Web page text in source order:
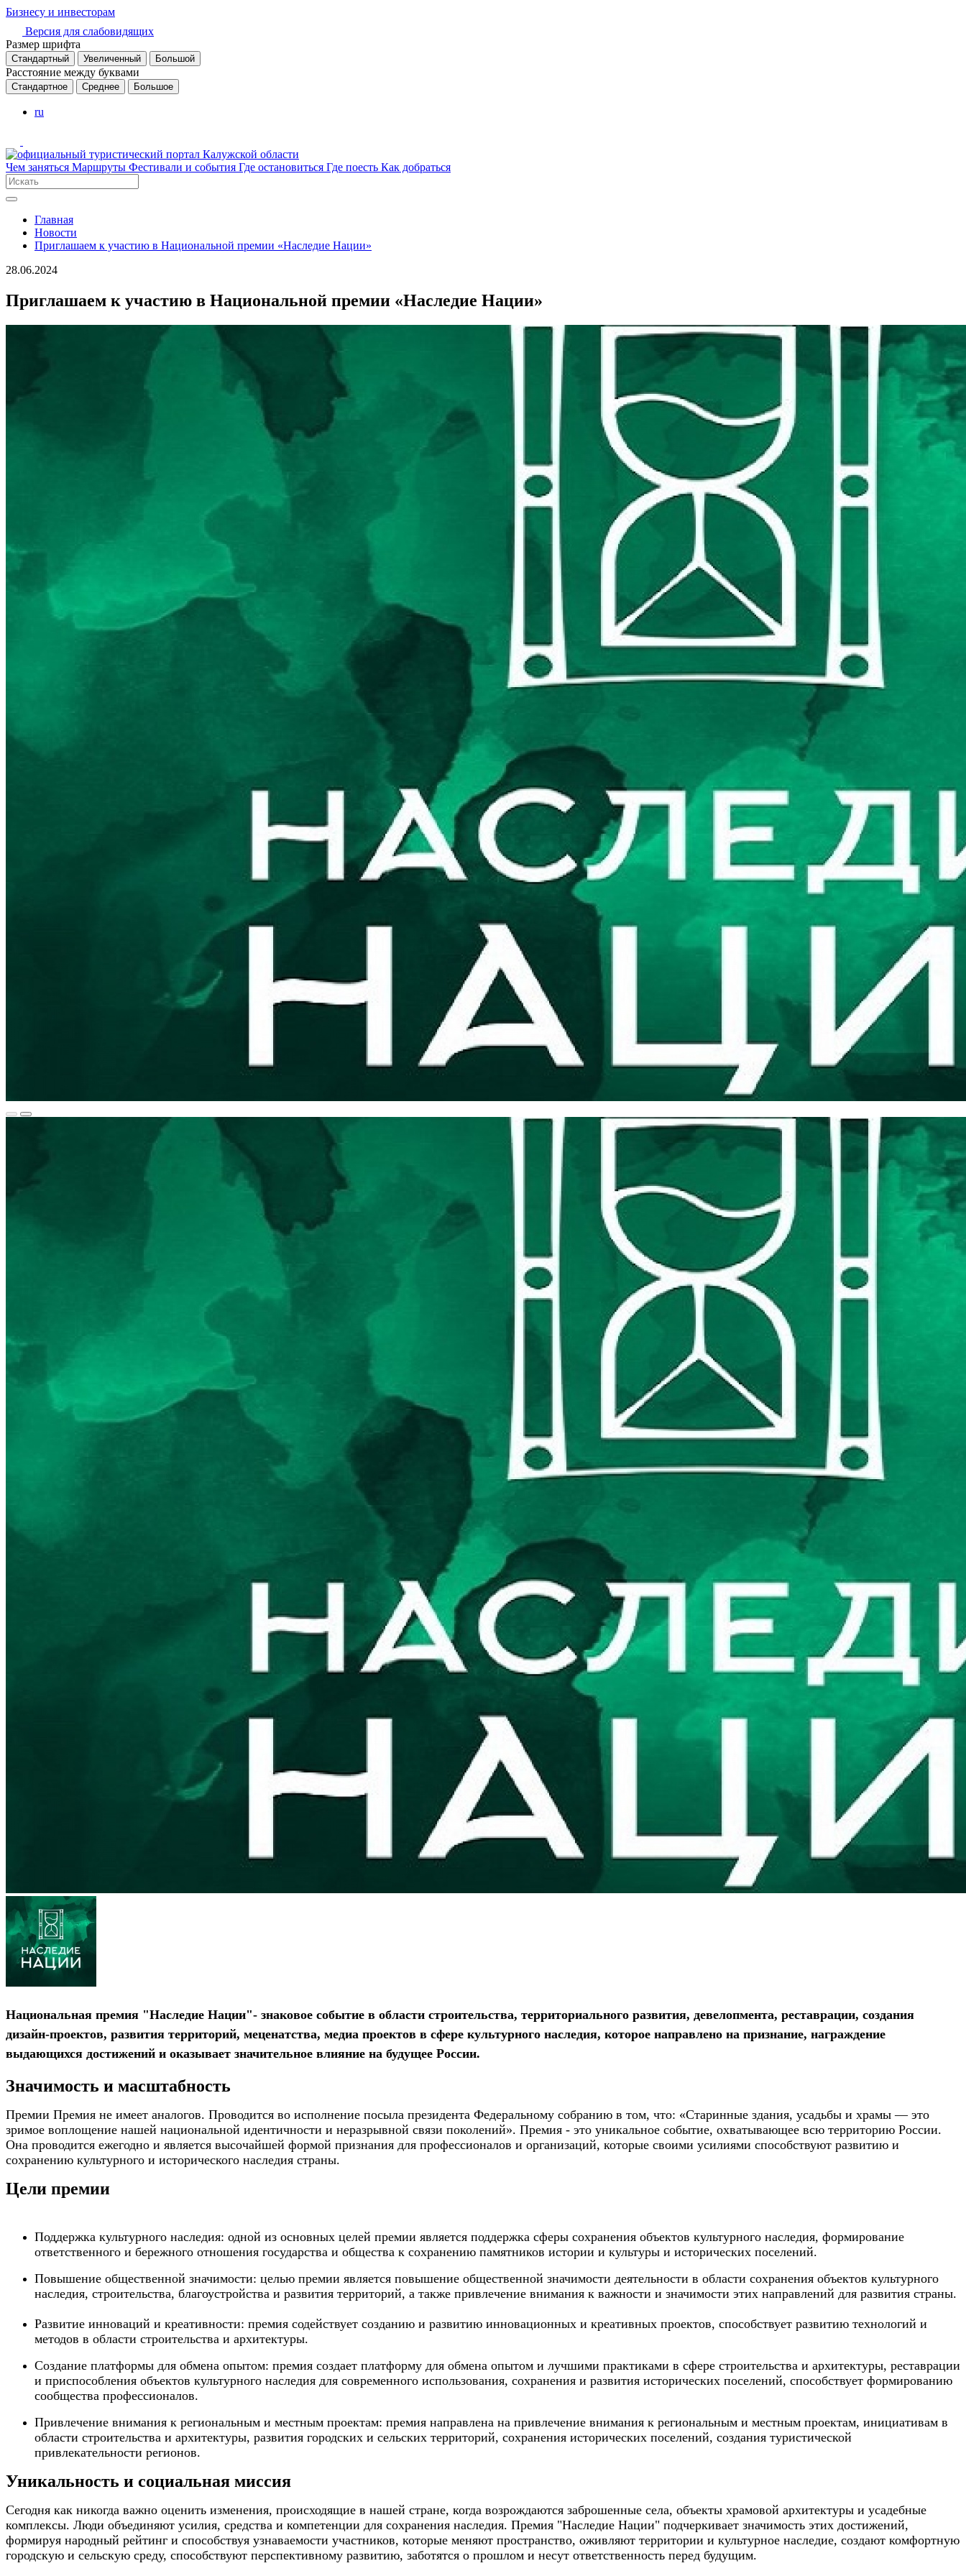
Бизнесу и инвесторам
Версия для слабовидящих
Размер шрифта
Стандартный Увеличенный Большой
Расстояние между буквами
Стандартное Среднее Большое
ru
Чем заняться Маршруты Фестивали и события Где остановиться Где поесть Как добраться
Главная
Новости
Приглашаем к участию в Национальной премии «Наследие Нации»
28.06.2024
Приглашаем к участию в Национальной премии «Наследие Нации»
Национальная премия "Наследие Нации"- знаковое событие в области строительства, территориального развития, девелопмента, реставрации, создания
дизайн-проектов, развития территорий, меценатства, медиа проектов в сфере культурного наследия, которое направлено на признание, награждение
выдающихся достижений и оказывает значительное влияние на будущее России.
Значимость и масштабность
Премии Премия не имеет аналогов. Проводится во исполнение посыла президента Федеральному собранию в том, что: «Старинные здания, усадьбы и храмы — это
зримое воплощение нашей национальной идентичности и неразрывной связи поколений». Премия - это уникальное событие, охватывающее всю территорию России.
Она проводится ежегодно и является высочайшей формой признания для профессионалов и организаций, которые своими усилиями способствуют развитию и
сохранению культурного и исторического наследия страны.
Цели премии
Поддержка культурного наследия: одной из основных целей премии является поддержка сферы сохранения объектов культурного наследия, формирование
ответственного и бережного отношения государства и общества к сохранению памятников истории и культуры и исторических поселений.
Повышение общественной значимости: целью премии является повышение общественной значимости деятельности в области сохранения объектов культурного
наследия, строительства, благоустройства и развития территорий, а также привлечение внимания к важности и значимости этих направлений для развития страны.
Развитие инноваций и креативности: премия содействует созданию и развитию инновационных и креативных проектов, способствует развитию технологий и
методов в области строительства и архитектуры.
Создание платформы для обмена опытом: премия создает платформу для обмена опытом и лучшими практиками в сфере строительства и архитектуры, реставрации
и приспособления объектов культурного наследия для современного использования, сохранения и развития исторических поселений, способствует формированию
сообщества профессионалов.
Привлечение внимания к региональным и местным проектам: премия направлена на привлечение внимания к региональным и местным проектам, инициативам в
области строительства и архитектуры, развития городских и сельских территорий, сохранения исторических поселений, создания туристической
привлекательности регионов.
Уникальность и социальная миссия
Сегодня как никогда важно оценить изменения, происходящие в нашей стране, когда возрождаются заброшенные села, объекты храмовой архитектуры и усадебные
комплексы. Люди объединяют усилия, средства и компетенции для сохранения наследия. Премия "Наследие Нации" подчеркивает значимость этих достижений,
формируя народный рейтинг и способствуя узнаваемости участников, которые меняют пространство, оживляют территории и культурное наследие, создают комфортную
городскую и сельскую среду, способствуют перспективному развитию, заботятся о прошлом и несут ответственность перед будущим.